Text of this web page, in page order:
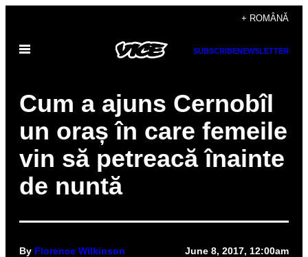
content
+ ROMÂNĂ
Open
SUBSCRIBENEWSLETTER
Cum a ajuns Cernobîl
un oraș în care femeile
vin să petreacă înainte
de nuntă
By Florence Wilkinson June 8, 2017, 12:00am